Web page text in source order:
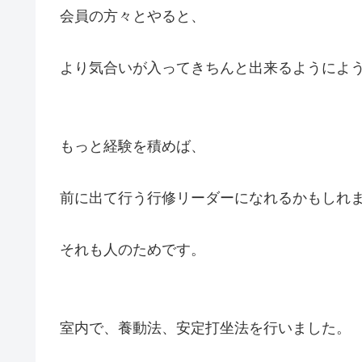
会員の方々とやると、
より気合いが入ってきちんと出来るようによ
もっと経験を積めば、
前に出て行う行修リーダーになれるかもしれま
それも人のためです。
室内で、養動法、安定打坐法を行いました。